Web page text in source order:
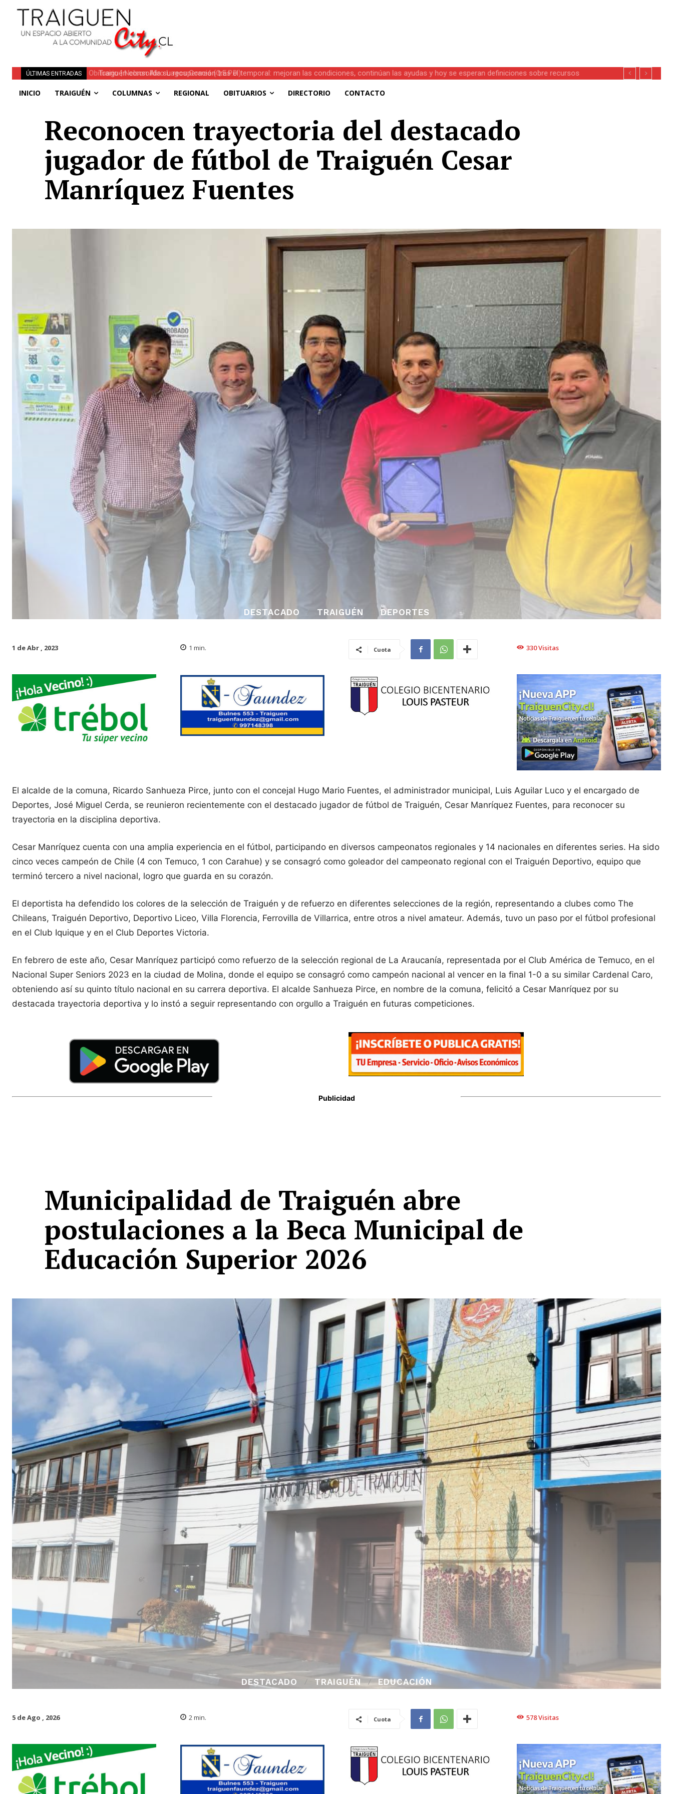
ÚLTIMAS ENTRADAS
Traiguén consolida su recuperación tras el temporal: mejoran las condiciones, continúan las ayudas y hoy se esperan definiciones sobre recursos
INICIO TRAIGUÉN COLUMNAS REGIONAL OBITUARIOS DIRECTORIO CONTACTO
Reconocen trayectoria del destacado
jugador de fútbol de Traiguén Cesar
Manríquez Fuentes
DESTACADO TRAIGUÉN DEPORTES
1 de Abr , 2023 1 min. Cuota 330Visitas
El alcalde de la comuna, Ricardo Sanhueza Pirce, junto con el concejal Hugo Mario Fuentes, el administrador municipal, Luis Aguilar Luco y el encargado de
Deportes, José Miguel Cerda, se reunieron recientemente con el destacado jugador de fútbol de Traiguén, Cesar Manríquez Fuentes, para reconocer su
trayectoria en la disciplina deportiva.
Cesar Manríquez cuenta con una amplia experiencia en el fútbol, participando en diversos campeonatos regionales y 14 nacionales en diferentes series. Ha sido
cinco veces campeón de Chile (4 con Temuco, 1 con Carahue) y se consagró como goleador del campeonato regional con el Traiguén Deportivo, equipo que
terminó tercero a nivel nacional, logro que guarda en su corazón.
El deportista ha defendido los colores de la selección de Traiguén y de refuerzo en diferentes selecciones de la región, representando a clubes como The
Chileans, Traiguén Deportivo, Deportivo Liceo, Villa Florencia, Ferrovilla de Villarrica, entre otros a nivel amateur. Además, tuvo un paso por el fútbol profesional
en el Club Iquique y en el Club Deportes Victoria.
En febrero de este año, Cesar Manríquez participó como refuerzo de la selección regional de La Araucanía, representada por el Club América de Temuco, en el
Nacional Super Seniors 2023 en la ciudad de Molina, donde el equipo se consagró como campeón nacional al vencer en la final 1-0 a su similar Cardenal Caro,
obteniendo así su quinto título nacional en su carrera deportiva. El alcalde Sanhueza Pirce, en nombre de la comuna, felicitó a Cesar Manríquez por su
destacada trayectoria deportiva y lo instó a seguir representando con orgullo a Traiguén en futuras competiciones.
Publicidad